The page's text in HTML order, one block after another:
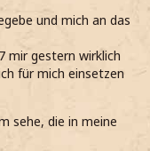
und mich an das
mir gestern wirklich
für mich einsetzen
sehe, die in meine